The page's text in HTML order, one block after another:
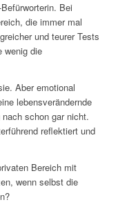
Bei
die immer mal
und teurer Tests
wenig die
Aber emotional
lebensverändernde
schon gar nicht.
reflektiert und
Bereich mit
wenn selbst die